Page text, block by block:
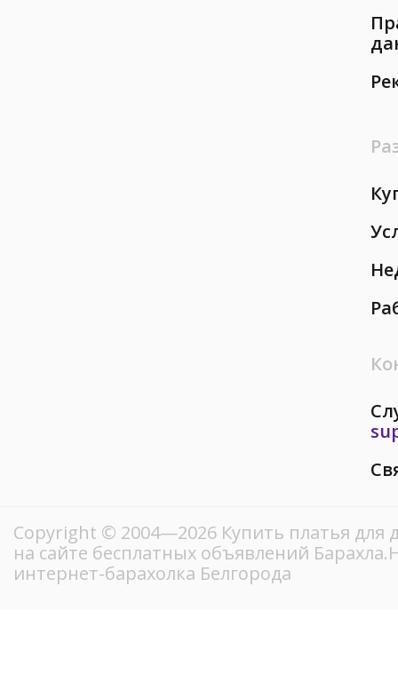
Copyright © 2004—2026 Купить платья для
на сайте бесплатных объявлений
интернет-барахолка Белгорода